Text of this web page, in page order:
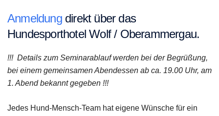
Anmeldungdirekt über das
Hundesporthotel Wolf / Oberammergau.
!!! Details zum Seminarablauf werden bei der Begrüßung,
bei einem gemeinsamen Abendessen ab ca. 19.00 Uhr, am
1. Abend bekannt gegeben !!!
Jedes Hund-Mensch-Team hat eigene Wünsche für ein